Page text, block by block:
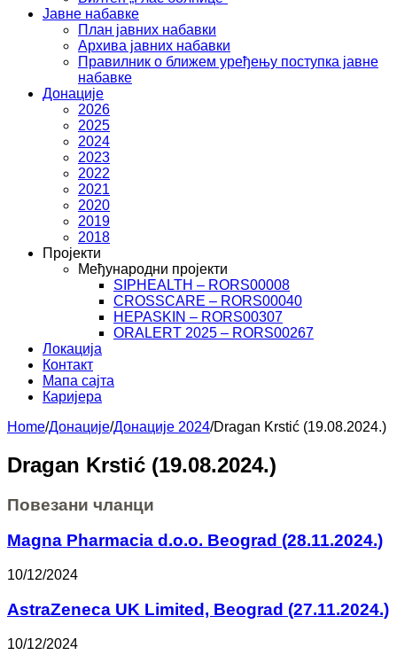
Јавне набавке
План јавних набавки
Архива јавних набавки
Правилник о ближем уређењу поступка јавне
набавке
Донације
2026
2025
2024
2023
2022
2021
2020
2019
2018
Пројекти
Међународни пројекти
SIPHEALTH – RORS00008
CROSSCARE – RORS00040
HEPASKIN – RORS00307
ORALERT 2025 – RORS00267
Локација
Контакт
Мапа сајта
Каријера
Home/Донације/Донације 2024/Dragan Krstić (19.08.2024.)
Dragan Krstić (19.08.2024.)
Повезани чланци
Magna Pharmacia d.o.o. Beograd (28.11.2024.)
10/12/2024
AstraZeneca UK Limited, Beograd (27.11.2024.)
10/12/2024